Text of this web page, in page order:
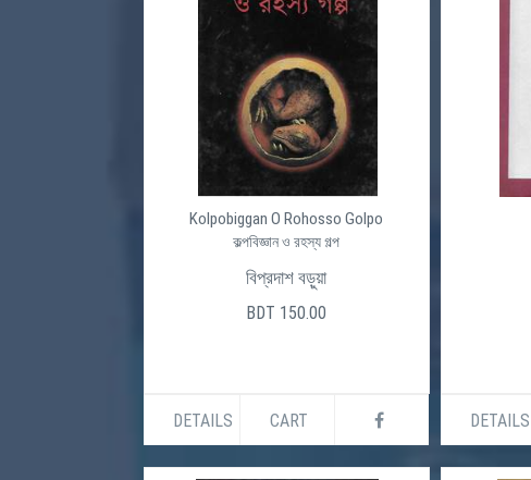
Kolpobiggan O Rohosso Golpo
কল্পবিজ্ঞান ও রহস্য গল্প
বিপ্রদাশ বড়ুয়া
BDT 150.00
DETAILS CART DETAILS